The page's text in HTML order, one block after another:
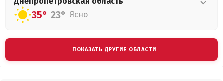
35° 23° Ясно
ПОКАЗАТЬ ДРУГИЕ ОБЛАСТИ